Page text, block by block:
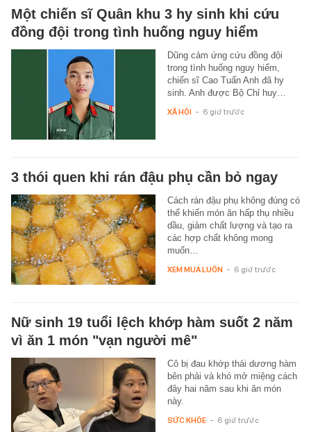
Một chiến sĩ Quân khu 3 hy sinh khi cứu
đồng đội trong tình huống nguy hiểm
Dũng cảm ứng cứu đồng đội
trong tình huống nguy hiểm,
chiến sĩ Cao Tuấn Anh đã hy
sinh. Anh được Bộ Chỉ huy…
XÃ HỘI - 6 giờ trước
3 thói quen khi rán đậu phụ cần bỏ ngay
Cách rán đậu phụ không đúng có
thể khiến món ăn hấp thụ nhiều
dầu, giảm chất lượng và tạo ra
các hợp chất không mong
muốn…
XEM MUA LUÔN - 6 giờ trước
Nữ sinh 19 tuổi lệch khớp hàm suốt 2 năm
vì ăn 1 món "vạn người mê"
Cô bị đau khớp thái dương hàm
bên phải và khó mở miệng cách
đây hai năm sau khi ăn món
này.
SỨC KHỎE - 6 giờ trước